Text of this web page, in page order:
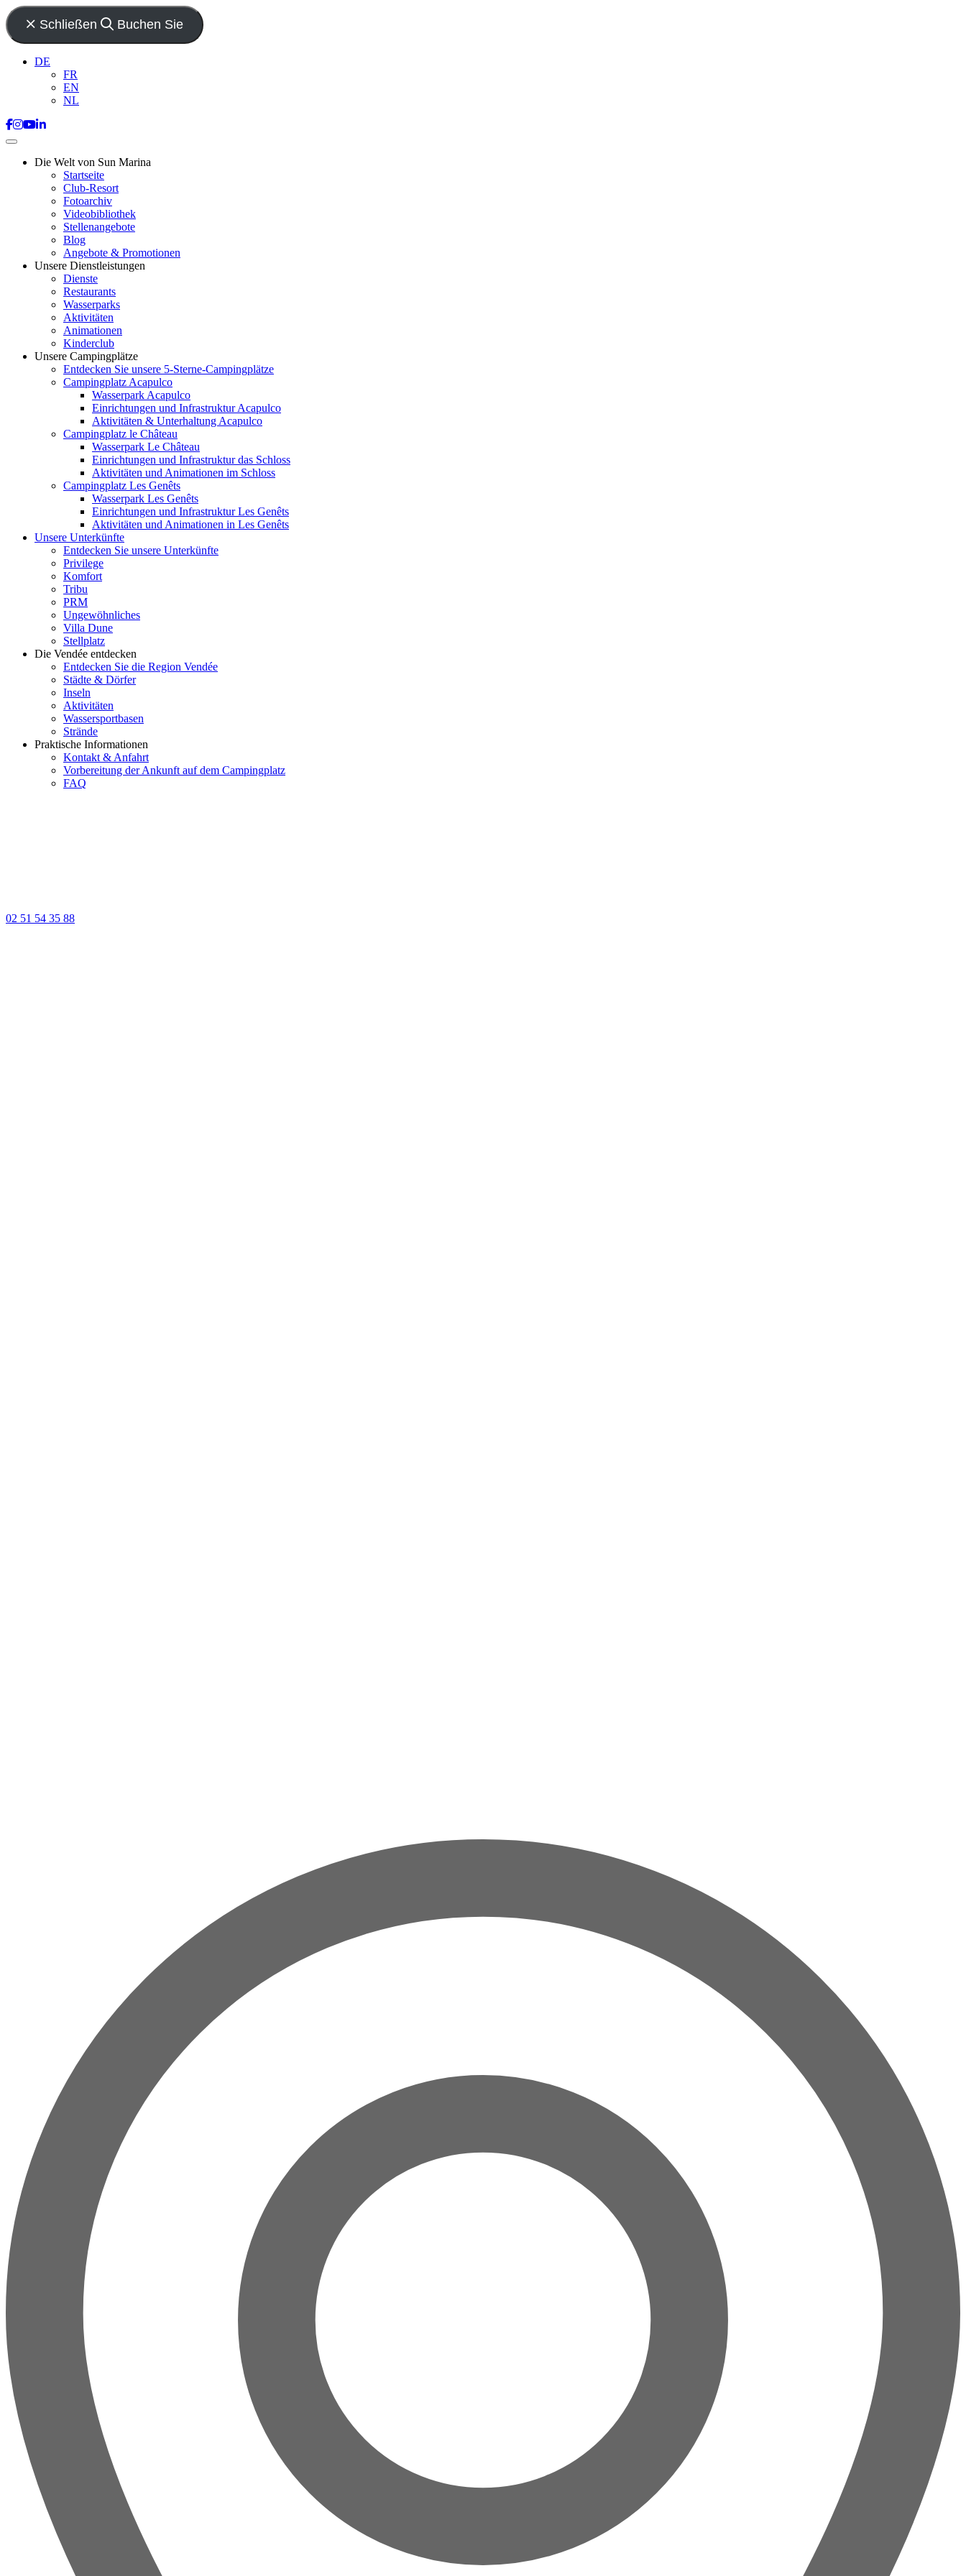
Schließen Buchen Sie
DE
FR
EN
NL
Die Welt von Sun Marina
Startseite
Club-Resort
Fotoarchiv
Videobibliothek
Stellenangebote
Blog
Angebote & Promotionen
Unsere Dienstleistungen
Dienste
Restaurants
Wasserparks
Aktivitäten
Animationen
Kinderclub
Unsere Campingplätze
Entdecken Sie unsere 5-Sterne-Campingplätze
Campingplatz Acapulco
Wasserpark Acapulco
Einrichtungen und Infrastruktur Acapulco
Aktivitäten & Unterhaltung Acapulco
Campingplatz le Château
Wasserpark Le Château
Einrichtungen und Infrastruktur das Schloss
Aktivitäten und Animationen im Schloss
Campingplatz Les Genêts
Wasserpark Les Genêts
Einrichtungen und Infrastruktur Les Genêts
Aktivitäten und Animationen in Les Genêts
Unsere Unterkünfte
Entdecken Sie unsere Unterkünfte
Privilege
Komfort
Tribu
PRM
Ungewöhnliches
Villa Dune
Stellplatz
Die Vendée entdecken
Entdecken Sie die Region Vendée
Städte & Dörfer
Inseln
Aktivitäten
Wassersportbasen
Strände
Praktische Informationen
Kontakt & Anfahrt
Vorbereitung der Ankunft auf dem Campingplatz
FAQ
02 51 54 35 88